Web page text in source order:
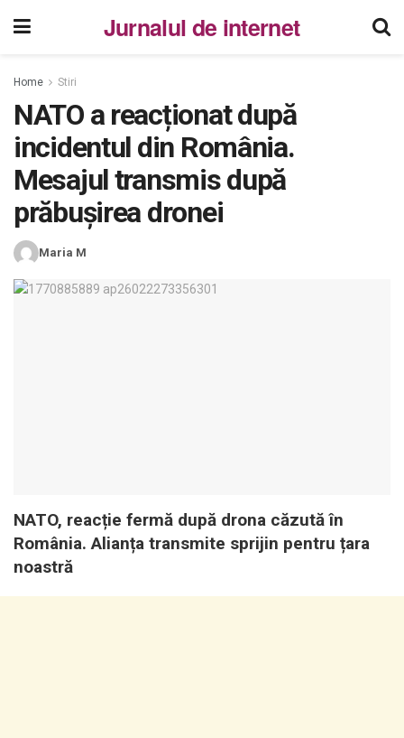
Jurnalul de internet
Home Stiri
NATO a reacționat după
incidentul din România.
Mesajul transmis după
prăbușirea dronei
Maria M
NATO, reacție fermă după drona căzută în
România. Alianța transmite sprijin pentru țara
noastră